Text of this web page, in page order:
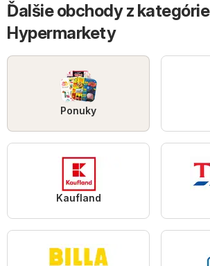
Ďalšie obchody z kategórie
Hypermarkety
Ponuky
Kaufland